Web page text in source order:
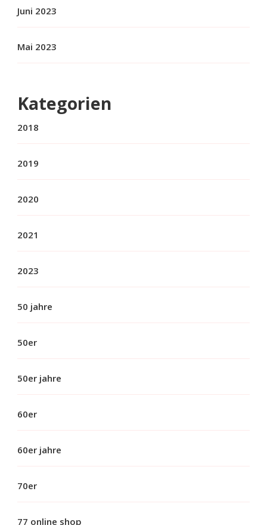
Juni 2023
Mai 2023
Kategorien
2018
2019
2020
2021
2023
50 jahre
50er
50er jahre
60er
60er jahre
70er
77 online shop